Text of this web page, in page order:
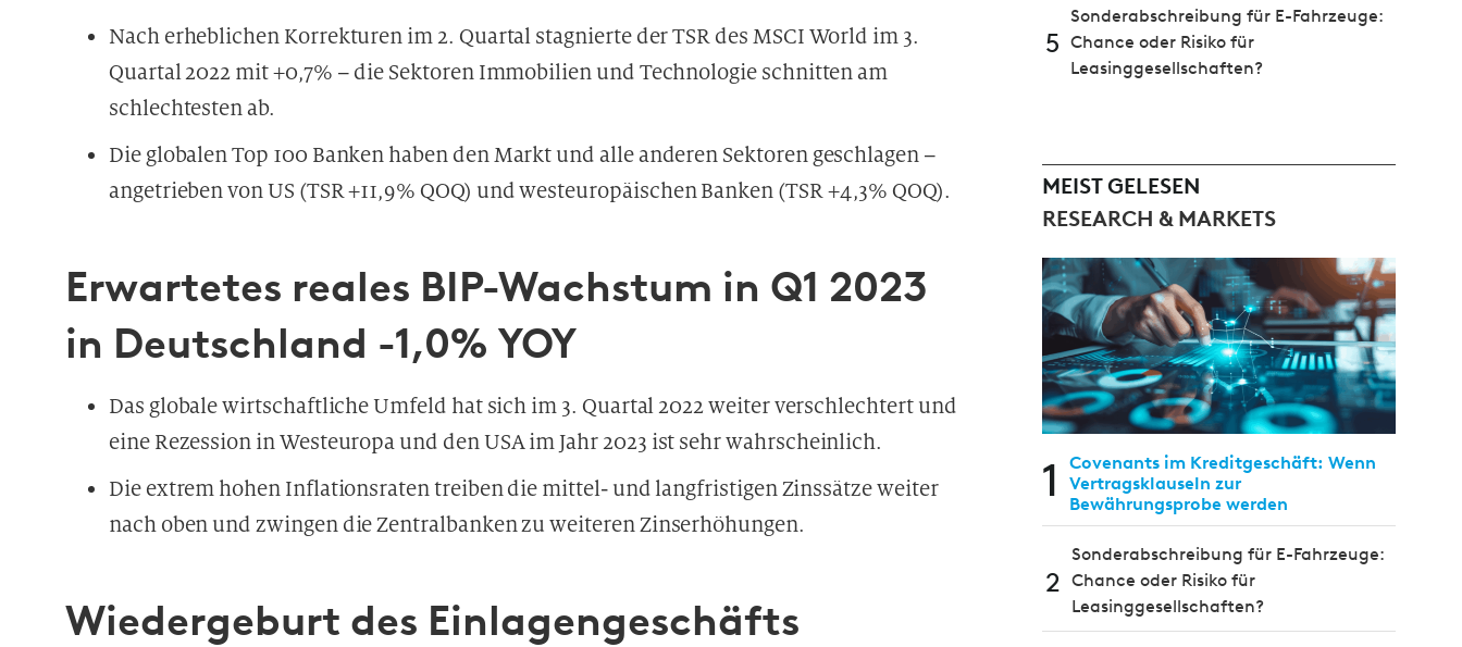
Nach erheblichen Korrekturen im 2. Quartal stagnierte der TSR des MSCI World im 3.
Quartal 2022 mit +0,7% – die Sektoren Immobilien und Technologie schnitten am
schlechtesten ab.
Die globalen Top 100 Banken haben den Markt und alle anderen Sektoren geschlagen –
angetrieben von US (TSR +11,9% QOQ) und westeuropäischen Banken (TSR +4,3% QOQ).
Erwartetes reales BIP-Wachstum in Q1 2023
in Deutschland -1,0% YOY
Das globale wirtschaftliche Umfeld hat sich im 3. Quartal 2022 weiter verschlechtert und
eine Rezession in Westeuropa und den USA im Jahr 2023 ist sehr wahrscheinlich.
Die extrem hohen Inflationsraten treiben die mittel- und langfristigen Zinssätze weiter
nach oben und zwingen die Zentralbanken zu weiteren Zinserhöhungen.
Wiedergeburt des Einlagengeschäfts
5
Sonderabschreibung für E-Fahrzeuge:
Chance oder Risiko für
Leasinggesellschaften?
MEIST GELESEN
RESEARCH & MARKETS
1
Covenants im Kreditgeschäft: Wenn
Vertragsklauseln zur
Bewährungsprobe werden
2
Sonderabschreibung für E-Fahrzeuge:
Chance oder Risiko für
Leasinggesellschaften?